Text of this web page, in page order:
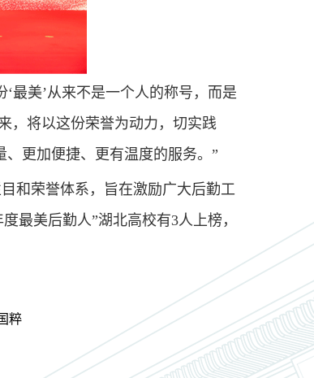
最美’从来不是一个人的称号，而是
，将以这份荣誉为动力，切实践
更加便捷、更有温度的服务。”
和荣誉体系，旨在激励广大后勤工
最美后勤人”湖北高校有3人上榜，
粹